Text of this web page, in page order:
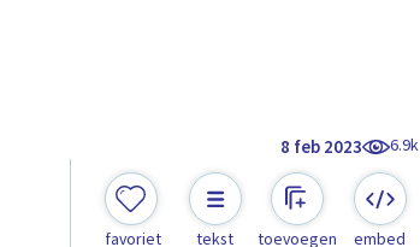
8 feb 2023 6.9k
favoriet tekst toevoegen embed